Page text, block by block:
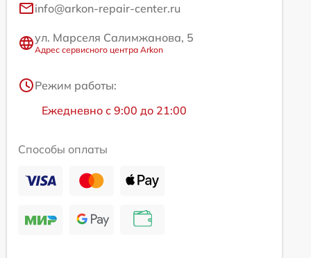
info@arkon-repair-center.ru
ул. Марселя Салимжанова, 5
Адрес сервисного центра Arkon
Режим работы:
Ежедневно с 9:00 до 21:00
Способы оплаты